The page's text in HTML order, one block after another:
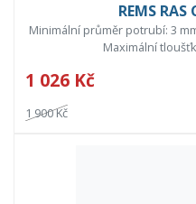
REMS
Minimální průměr potrubí: 3
Maximální
1 026 Kč
1 900 Kč